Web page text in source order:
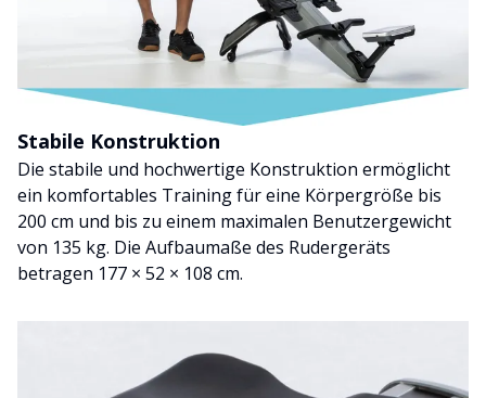
Stabile Konstruktion
Die stabile und hochwertige Konstruktion ermöglicht
ein komfortables Training für eine Körpergröße bis
200 cm und bis zu einem maximalen Benutzergewicht
von 135 kg. Die Aufbaumaße des Rudergeräts
betragen 177 × 52 × 108 cm.